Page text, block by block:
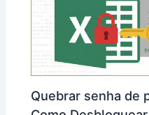
Quebrar senha de